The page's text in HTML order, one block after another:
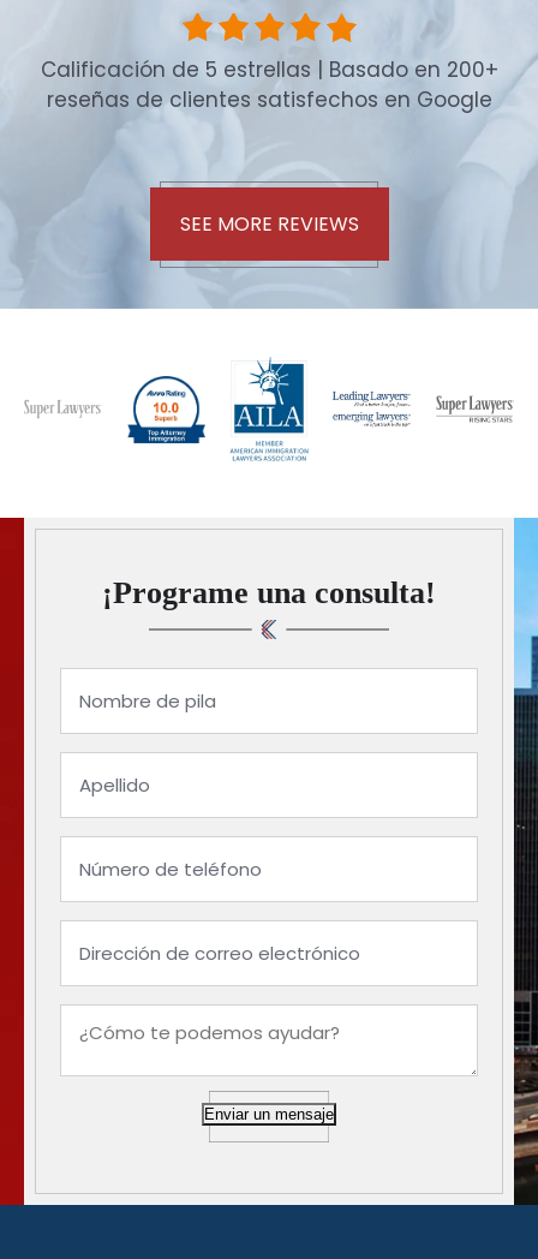
Calificación de 5 estrellas | Basado en 200+
reseñas de clientes satisfechos en Google
SEE MORE REVIEWS
¡Programe una consulta!
Enviar un mensaje